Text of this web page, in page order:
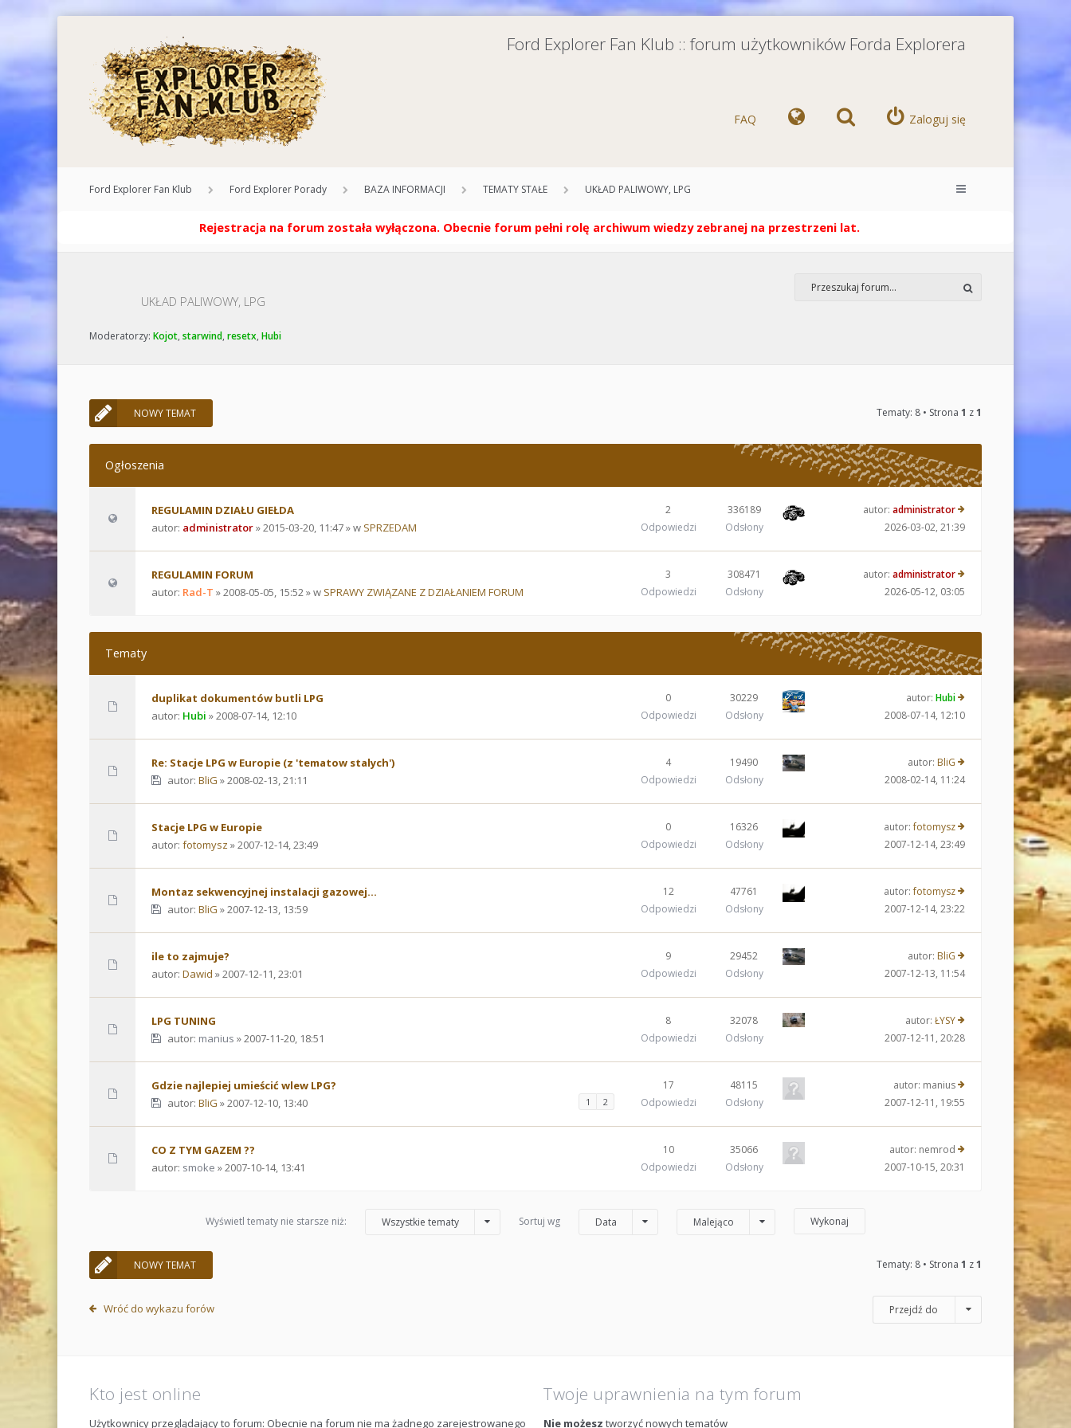
Ford Explorer Fan Klub :: forum użytkowników Forda Explorera
FAQ Zaloguj się
Ford Explorer Fan Klub Ford Explorer Porady BAZA INFORMACJI TEMATY STAŁE UKŁAD PALIWOWY, LPG
Rejestracja na forum została wyłączona. Obecnie forum pełni rolę archiwum wiedzy zebranej na przestrzeni lat.
UKŁAD PALIWOWY, LPG
Moderatorzy: Kojot, starwind, resetx, Hubi
NOWY TEMAT Tematy: 8 • Strona 1 z1
Ogłoszenia
REGULAMIN DZIAŁU GIEŁDA
autor: administrator» 2015-03-20, 11:47 » w SPRZEDAM
2
Odpowiedzi
336189
Odsłony
autor: administrator
2026-03-02, 21:39
REGULAMIN FORUM
autor: Rad-T » 2008-05-05, 15:52 » w SPRAWY ZWIĄZANE Z DZIAŁANIEM FORUM
3
Odpowiedzi
308471
Odsłony
autor: administrator
2026-05-12, 03:05
Tematy
duplikat dokumentów butli LPG
autor: Hubi » 2008-07-14, 12:10
0
Odpowiedzi
30229
Odsłony
autor: Hubi
2008-07-14, 12:10
Re: Stacje LPG w Europie (z 'tematow stalych')
autor: BliG » 2008-02-13, 21:11
4
Odpowiedzi
19490
Odsłony
autor: BliG
2008-02-14, 11:24
Stacje LPG w Europie
autor: fotomysz » 2007-12-14, 23:49
0
Odpowiedzi
16326
Odsłony
autor:fotomysz
2007-12-14, 23:49
Montaz sekwencyjnej instalacji gazowej...
autor: BliG » 2007-12-13, 13:59
12
Odpowiedzi
47761
Odsłony
autor:fotomysz
2007-12-14, 23:22
ile to zajmuje?
autor: Dawid » 2007-12-11, 23:01
9
Odpowiedzi
29452
Odsłony
autor: BliG
2007-12-13, 11:54
LPG TUNING
autor: manius » 2007-11-20, 18:51
8
Odpowiedzi
32078
Odsłony
autor: ŁYSY
2007-12-11, 20:28
Gdzie najlepiej umieścić wlew LPG?
autor: BliG » 2007-12-10, 13:40 1 2
17
Odpowiedzi
48115
Odsłony
autor: manius
2007-12-11, 19:55
CO Z TYM GAZEM ??
autor: smoke » 2007-10-14, 13:41
10
Odpowiedzi
35066
Odsłony
autor: nemrod
2007-10-15, 20:31
Wyświetl tematy nie starsze niż: Wszystkie tematy Sortuj wg Data Malejąco
NOWY TEMAT Tematy: 8 • Strona 1 z1
Wróć do wykazu forów Przejdź do
Kto jest online
Użytkownicy przeglądający to forum: Obecnie na forum nie ma żadnego zarejestrowanego
Twoje uprawnienia na tym forum
Nie możesz tworzyć nowych tematów